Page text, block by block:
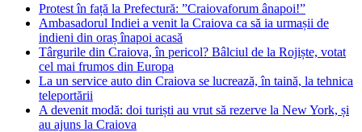
Protest în față la Prefectură: ”Craiovaforum ânapoi!”
Ambasadorul Indiei a venit la Craiova ca să ia urmașii de
indieni din oraș înapoi acasă
Târgurile din Craiova, în pericol? Bâlciul de la Rojiște, votat
cel mai frumos din Europa
La un service auto din Craiova se lucrează, în taină, la tehnica
teleportării
A devenit modă: doi turiști au vrut să rezerve la New York, și
au ajuns la Craiova